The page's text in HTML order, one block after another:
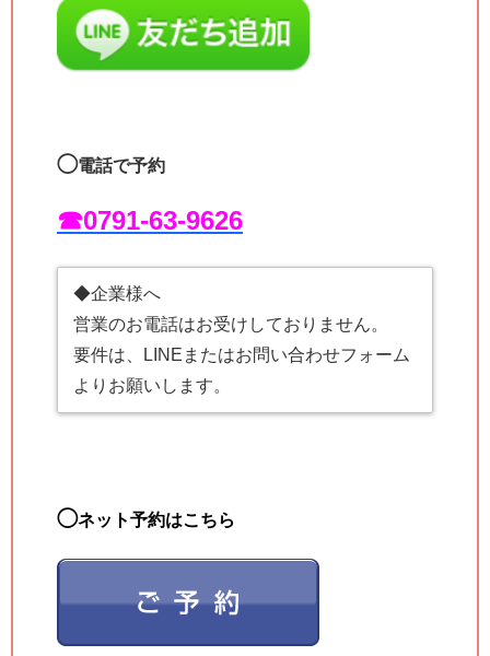
◯電話で予約
☎︎0791-63-9626
◆企業様へ
営業のお電話はお受けしておりません。
要件は、LINEまたはお問い合わせフォーム
よりお願いします。
◯ネット予約はこちら